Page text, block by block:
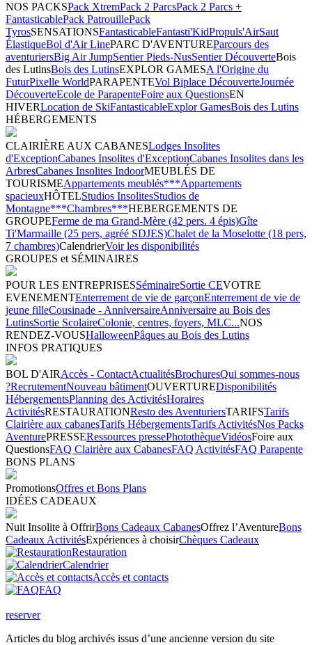
NOS PACKSPack XtremPack 2 ParcsPack 2 Parcs +
FantasticablePack PatrouillePack
TyrosSENSATIONSFantasticableFantasti'KidPropuls'AirSaut
ÉlastiqueBol d'Air LinePARC D'AVENTUREParcours des
aventuriersBig Air JumpSentier Pieds-NusSentier DécouverteBois
des LutinsBois des LutinsEXPLOR GAMESA l'Origine du
FuturPixelle WorldPARAPENTEVol Biplace DécouverteJournée
DécouverteEcole de ParapenteFoire aux QuestionsEN
HIVERLocation de SkiFantasticableExplor GamesBois des Lutins
HÉBERGEMENTS
CLAIRIÈRE AUX CABANESLodges Insolites
d'ExceptionCabanes Insolites d'ExceptionCabanes Insolites dans les
ArbresCabanes Insolites IndoorMEUBLÉS DE
TOURISMEAppartements meublés***Appartements
spacieuxHÔTELStudios InsolitesStudios de
Montagne***Chambres***HEBERGEMENTS DE
GROUPEFerme de ma Grand-Mère (42 pers. 4 épis)Gîte
Ti'Marmaille (25 pers, agréé SDJES)Chalet de la Moselotte (18 pers,
7 chambres)CalendrierVoir les disponibilités
GROUPES et SÉMINAIRES
POUR LES ENTREPRISESSéminaireSortie CEVOTRE
EVENEMENTEnterrement de vie de garçonEnterrement de vie de
jeune filleCousinade - AnniversaireAnniversaire au Bois des
LutinsSortie ScolaireColonie, centres, foyers, MLC...NOS
RENDEZ-VOUSHalloweenPâques au Bois des Lutins
INFOS PRATIQUES
BOL D'AIRAccès - ContactActualitésBrochuresQui sommes-nous
?RecrutementNouveau bâtimentOUVERTUREDisponibilités
HébergementsPlanning des ActivitésHoraires
ActivitésRESTAURATIONResto des AventuriersTARIFSTarifs
Clairière aux cabanesTarifs HébergementsTarifs ActivitésNos Packs
AventurePRESSERessources pressePhotothèqueVidéosFoire aux
QuestionsFAQ Clairière aux CabanesFAQ ActivitésFAQ Parapente
BONS PLANS
PromotionsOffres et Bons Plans
IDÉES CADEAUX
Nuit Insolite à OffrirBons Cadeaux CabanesOffrez l’AventureBons
Cadeaux ActivitésExpériences à choisirChèques Cadeaux
Restauration
Calendrier
Accès et contacts
FAQ
reserver
Articles du blog archivés issus d’une ancienne version du site